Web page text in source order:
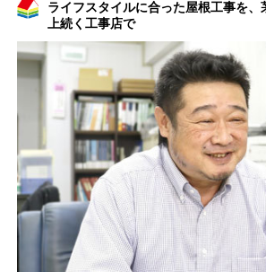
ライフスタイルに合った屋根工事を、
上続く工事店で